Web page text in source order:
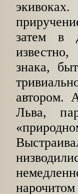
затемв
знака,
автором.
Льва,